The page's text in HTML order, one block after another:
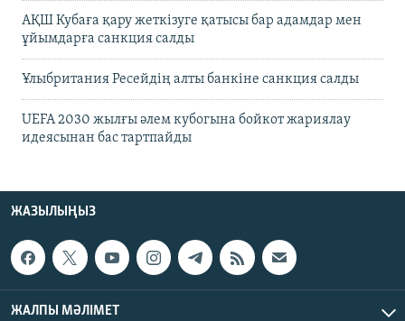
АҚШ Кубаға қару жеткізуге қатысы бар адамдар мен
ұйымдарға санкция салды
Ұлыбритания Ресейдің алты банкіне санкция салды
UEFA 2030 жылғы әлем кубогына бойкот жариялау
идеясынан бас тартпайды
ЖАЗЫЛЫҢЫЗ
ЖАЛПЫ МӘЛІМЕТ